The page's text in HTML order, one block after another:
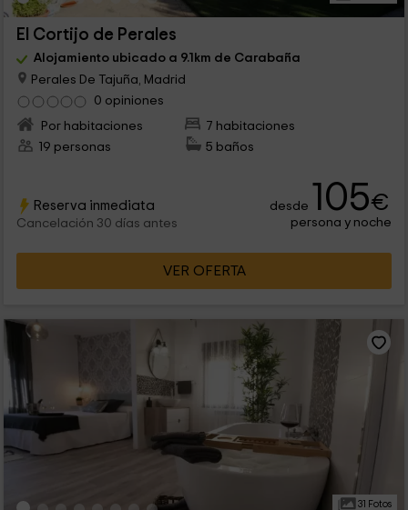
El Cortijo de Perales
Alojamiento ubicado a 9.1km de Carabaña
Perales De Tajuña, Madrid
0 opiniones
Por habitaciones
7 habitaciones
19 personas
5 baños
Reserva inmediata
Cancelación 30 días antes
desde 105€
persona y noche
VER OFERTA
31 Fotos